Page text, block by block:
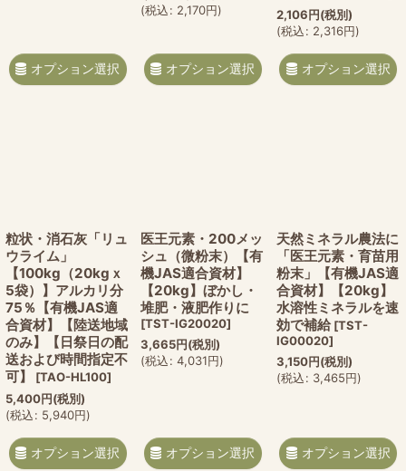
オプション選択
(税込: 2,170円)
オプション選択
2,106円(税別)
(税込: 2,316円)
オプション選択
粒状・消石灰「リュ
ウライム」
【100kg（20kgｘ
5袋）】アルカリ分
75％【有機JAS適
合資材】【陸送地域
のみ】【日祭日の配
送および時間指定不
可】
[TAO-HL100]
5,400円(税別)
(税込: 5,940円)
オプション選択
医王元素・200メッ
シュ（微粉末）【有
機JAS適合資材】
【20kg】ぼかし・
堆肥・液肥作りに
[TST-IG20020]
3,665円(税別)
(税込: 4,031円)
オプション選択
天然ミネラル農法に
「医王元素・育苗用
粉末」【有機JAS適
合資材】【20kg】
水溶性ミネラルを速
効で補給 [TST-
IG00020]
3,150円(税別)
(税込: 3,465円)
オプション選択